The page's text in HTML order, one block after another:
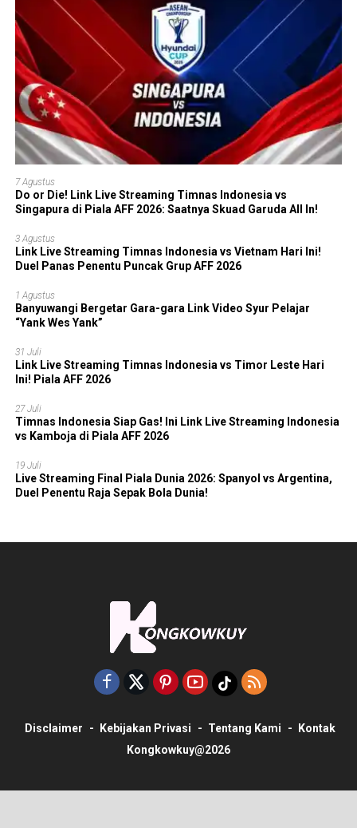
7 Agustus
Do or Die! Link Live Streaming Timnas Indonesia vs
Singapura di Piala AFF 2026: Saatnya Skuad Garuda All In!
3 Agustus
Link Live Streaming Timnas Indonesia vs Vietnam Hari Ini!
Duel Panas Penentu Puncak Grup AFF 2026
1 Agustus
Banyuwangi Bergetar Gara-gara Link Video Syur Pelajar
“Yank Wes Yank”
31 Juli
Link Live Streaming Timnas Indonesia vs Timor Leste Hari
Ini! Piala AFF 2026
27 Juli
Timnas Indonesia Siap Gas! Ini Link Live Streaming Indonesia
vs Kamboja di Piala AFF 2026
19 Juli
Live Streaming Final Piala Dunia 2026: Spanyol vs Argentina,
Duel Penentu Raja Sepak Bola Dunia!
Disclaimer Kebijakan Privasi Tentang Kami
Kontak
Kongkowkuy@2026